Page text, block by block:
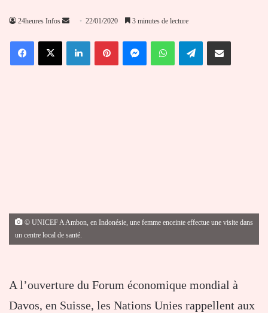
24heures Infos
Envoyer
courriel
22/01/2020 3 minutes de lecture
FacebookX LinkedinPinterestMessengerWhatsAppTelegramPartager par email
© UNICEF A Ambon, en Indonésie, une femme enceinte effectue une visite dans
un centre local de santé.
A l’ouverture du Forum économique mondial à
Davos, en Suisse, les Nations Unies rappellent aux